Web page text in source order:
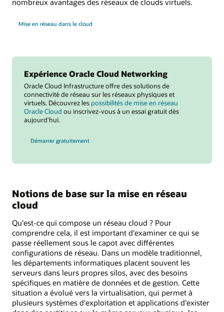
nombreux avantages des réseaux de clouds virtuels.
Mise en réseau dans le cloud
Expérience Oracle Cloud Networking
Oracle Cloud Infrastructure offre des solutions de
connectivité de réseau sur les réseaux physiques et
virtuels. Découvrez les possibilités de mise en réseau
Oracle Cloud ou inscrivez-vous à un essai gratuit dès
aujourd'hui.
Démarrer gratuitement
Notions de base sur la mise en réseau
cloud
Qu'est-ce qui compose un réseau cloud ? Pour
comprendre cela, il est important d'examiner ce qui se
passe réellement sous le capot avec différentes
configurations de réseau. Dans un modèle traditionnel,
les départements informatiques placent souvent les
serveurs dans leurs propres silos, avec des besoins
spécifiques en matière de données et de gestion. Cette
situation a évolué vers la virtualisation, qui permet à
plusieurs systèmes d'exploitation et applications d'exister